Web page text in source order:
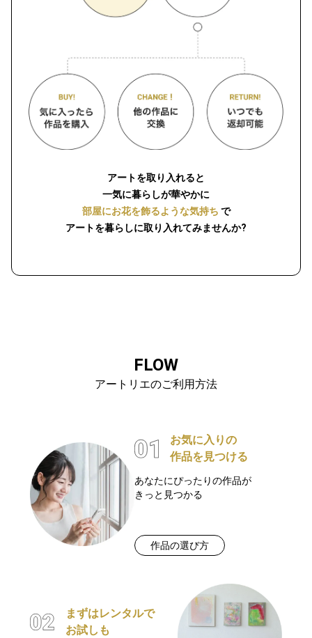
アートを取り入れると
一気に暮らしが華やかに
部屋にお花を飾るような気持ち で
アートを暮らしに取り入れてみませんか?
FLOW
アートリエのご利用方法
お気に入りの
作品を見つける
あなたにぴったりの作品が
きっと見つかる
作品の選び方
まずはレンタルで
お試しも